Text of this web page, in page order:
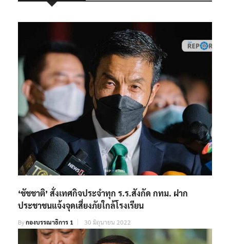
‘ชัชชาติ’ สั่งเทศกิจประจำทุก ร.ร.สังกัด กทม. ฝาก
ประชาชนแจ้งจุดเสี่ยงภัยใกล้โรงเรียน
Byกองบรรณาธิการ 1 30 มิถุนายน 2022